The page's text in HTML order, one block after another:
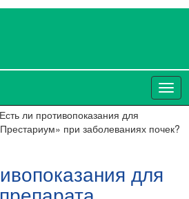
ли противопоказания для
при заболеваниях почек?
для